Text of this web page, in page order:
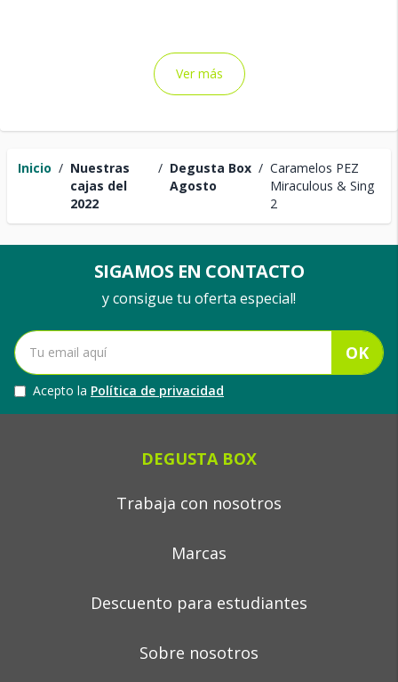
Inicio / Nuestras
cajas del
2022
/ Degusta Box
Agosto
/ Caramelos PEZ
Miraculous & Sing
2
Ver más
SIGAMOS EN CONTACTO
y consigue tu oferta especial!
OK
Acepto la Política de privacidad
DEGUSTA BOX
Trabaja con nosotros
Marcas
Descuento para estudiantes
Sobre nosotros